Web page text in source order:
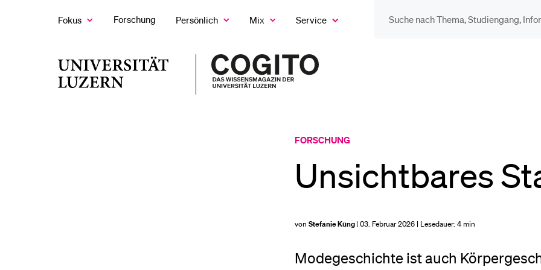
FokusZeige
Forschung Persönlich
Zeige
Untermenü
MixZeige
Untermenü
Service
Universität
Zur
FORSCHUNG
Unsichtbares
von Stefanie Küng| 03. Februar 2026 | Lesedauer: 4 min
Modegeschichte ist auch
Sie haben noch keine Suche getätigt.
DIE UNI FÜR…